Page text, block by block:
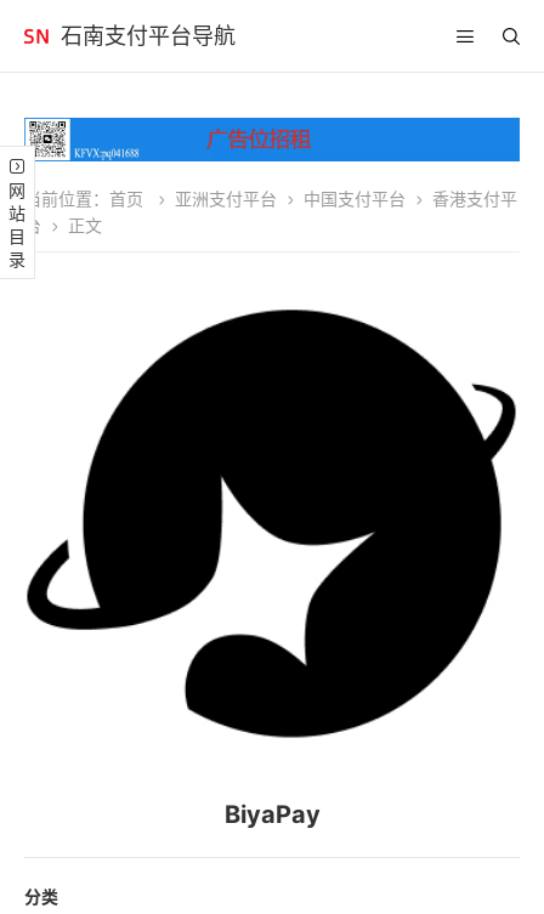
石南支付平台导航
网站目录 当前位置： 首页 亚洲支付平台 中国支付平台
香港支付平
台
正文
BiyaPay
分类